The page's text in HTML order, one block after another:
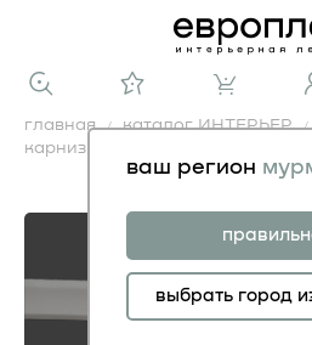
ваш регион
выбрать город
главная каталог ИНТЕРЬЕР
карниз 1.50.158 гибкий
карниз